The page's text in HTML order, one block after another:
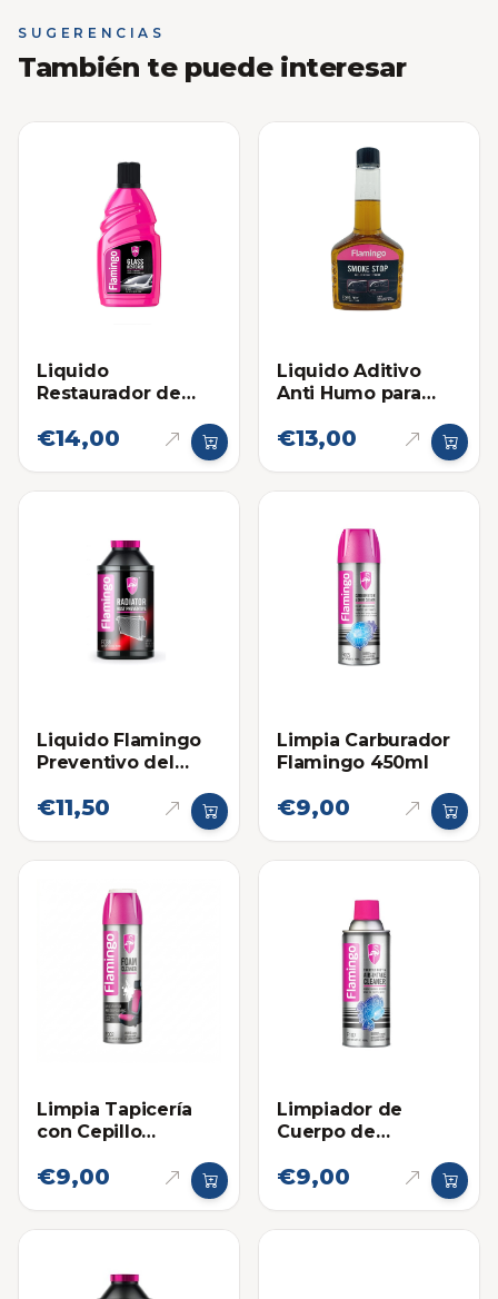
SUGERENCIAS
También te puede interesar
Liquido
Restaurador de
€14,00
Liquido Aditivo
Anti Humo para
€13,00
Liquido Flamingo
Preventivo del
Radiador)
€11,50
Limpia Carburador
Flamingo 450ml
€9,00
Limpia Tapicería
con Cepillo
€9,00
Limpiador de
Cuerpo de
Toma de Aire
€9,00